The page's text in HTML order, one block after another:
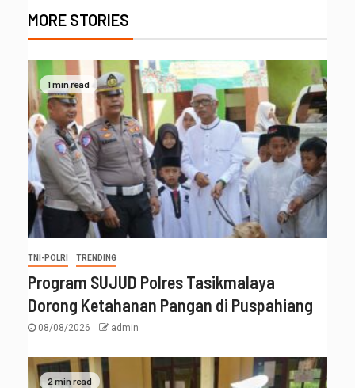
MORE STORIES
1 min read
TNI-POLRI TRENDING
Program SUJUD Polres Tasikmalaya
Dorong Ketahanan Pangan di Puspahiang
08/08/2026 admin
2 min read